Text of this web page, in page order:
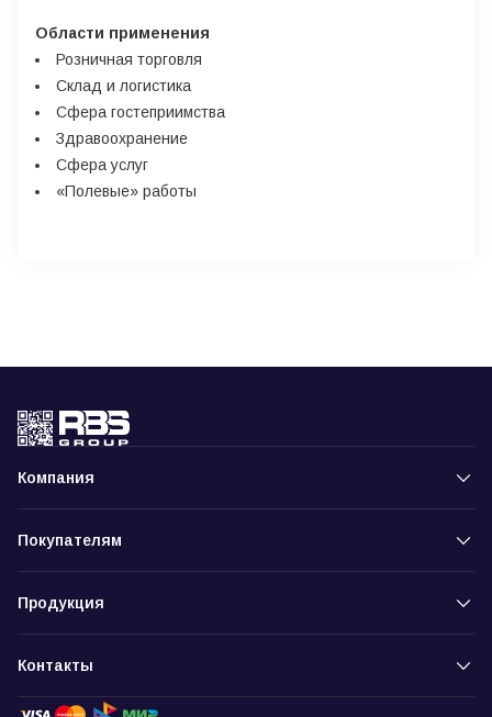
Области применения
Розничная торговля
Склад и логистика
Сфера гостеприимства
Здравоохранение
Сфера услуг
«Полевые» работы
Компания
Покупателям
Продукция
Контакты